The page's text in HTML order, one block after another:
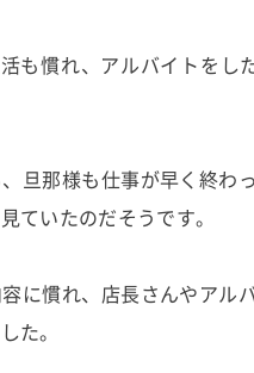
も慣れ、アルバイトを
旦那様も仕事が早く終わ
ていたのだそうです。
に慣れ、店長さんやアル
た。